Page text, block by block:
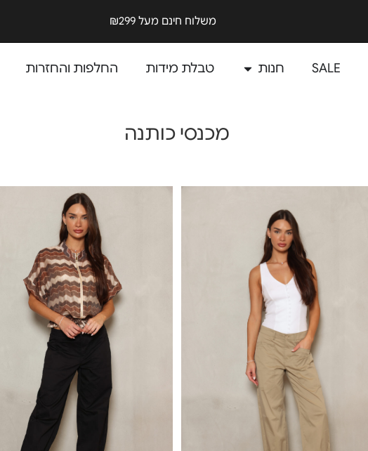
משלוח חינם מעל ₪299
SALE חנות טבלת מידות החלפות והחזרות
מכנסי כותנה